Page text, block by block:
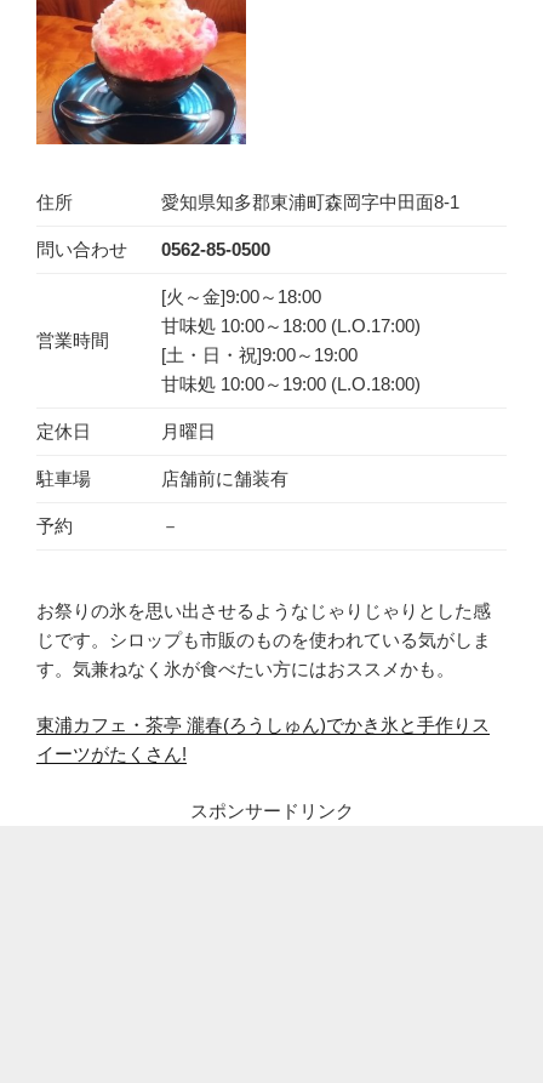
住所 愛知県知多郡東浦町森岡字中田面8-1
問い合わせ 0562-85-0500
営業時間
[火～金]9:00～18:00
甘味処 10:00～18:00 (L.O.17:00)
[土・日・祝]9:00～19:00
甘味処 10:00～19:00 (L.O.18:00)
定休日 月曜日
駐車場 店舗前に舗装有
予約 －
お祭りの氷を思い出させるようなじゃりじゃりとした感
じです。シロップも市販のものを使われている気がしま
す。気兼ねなく氷が食べたい方にはおススメかも。
東浦カフェ・茶亭 瀧春(ろうしゅん)でかき氷と手作りス
イーツがたくさん!
スポンサードリンク